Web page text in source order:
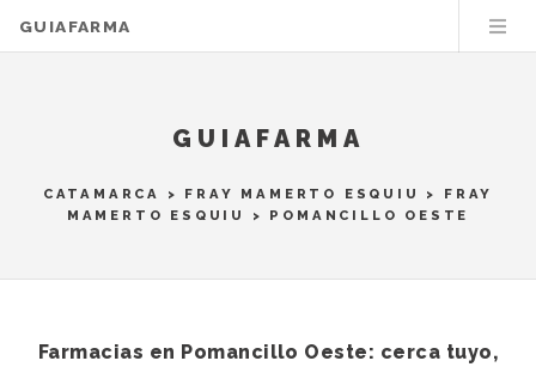
GUIAFARMA
GUIAFARMA
CATAMARCA > FRAY MAMERTO ESQUIU > FRAY
MAMERTO ESQUIU
> POMANCILLO OESTE
Farmacias en Pomancillo Oeste: cerca tuyo,